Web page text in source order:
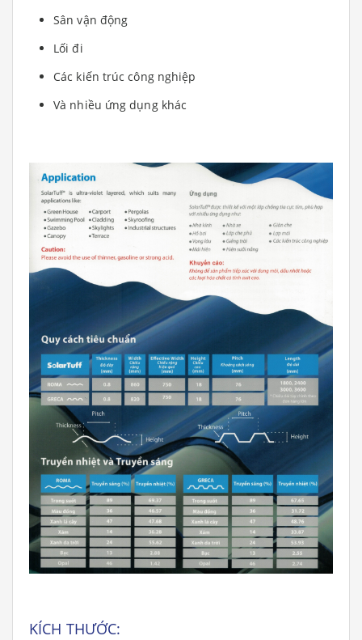
Sân vận động
Lối đi
Các kiến trúc công nghiệp
Và nhiều ứng dụng khác
KÍCH THƯỚC: